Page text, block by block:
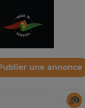
une annonce